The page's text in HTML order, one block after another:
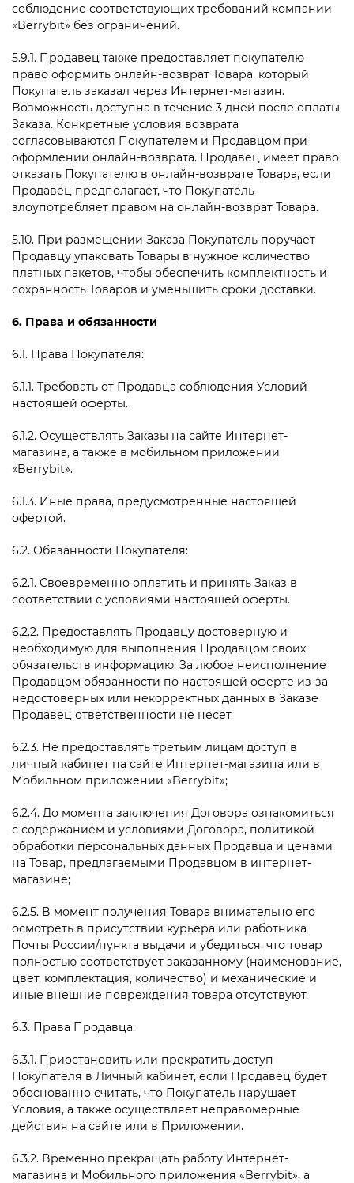
соблюдение соответствующих требований компании
«Berrybit» без ограничений.
5.9.1. Продавец также предоставляет покупателю
право оформить онлайн-возврат Товара, который
Покупатель заказал через Интернет-магазин.
Возможность доступна в течение 3 дней после оплаты
Заказа. Конкретные условия возврата
согласовываются Покупателем и Продавцом при
оформлении онлайн-возврата. Продавец имеет право
отказать Покупателю в онлайн-возврате Товара, если
Продавец предполагает, что Покупатель
злоупотребляет правом на онлайн-возврат Товара.
5.10. При размещении Заказа Покупатель поручает
Продавцу упаковать Товары в нужное количество
платных пакетов, чтобы обеспечить комплектность и
сохранность Товаров и уменьшить сроки доставки.
6. Права и обязанности
6.1. Права Покупателя:
6.1.1. Требовать от Продавца соблюдения Условий
настоящей оферты.
6.1.2. Осуществлять Заказы на сайте Интернет-
магазина, а также в мобильном приложении
«Berrybit».
6.1.3. Иные права, предусмотренные настоящей
офертой.
6.2. Обязанности Покупателя:
6.2.1. Своевременно оплатить и принять Заказ в
соответствии с условиями настоящей оферты.
6.2.2. Предоставлять Продавцу достоверную и
необходимую для выполнения Продавцом своих
обязательств информацию. За любое неисполнение
Продавцом обязанности по настоящей оферте из-за
недостоверных или некорректных данных в Заказе
Продавец ответственности не несет.
6.2.3. Не предоставлять третьим лицам доступ в
личный кабинет на сайте Интернет-магазина или в
Мобильном приложении «Berrybit»;
6.2.4. До момента заключения Договора ознакомиться
с содержанием и условиями Договора, политикой
обработки персональных данных Продавца и ценами
на Товар, предлагаемыми Продавцом в интернет-
магазине;
6.2.5. В момент получения Товара внимательно его
осмотреть в присутствии курьера или работника
Почты России/пункта выдачи и убедиться, что товар
полностью соответствует заказанному (наименование,
цвет, комплектация, количество) и механические и
иные внешние повреждения товара отсутствуют.
6.3. Права Продавца:
6.3.1. Приостановить или прекратить доступ
Покупателя в Личный кабинет, если Продавец будет
обоснованно считать, что Покупатель нарушает
Условия, а также осуществляет неправомерные
действия на сайте или в Приложении.
6.3.2. Временно прекращать работу Интернет-
магазина и Мобильного приложения «Berrybit», а